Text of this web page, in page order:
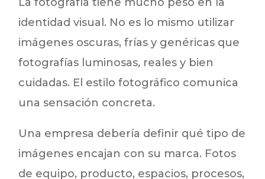
identidad visual. No es lo mismo utilizar
imágenes oscuras, frías y genéricas que
fotografías luminosas, reales y bien
cuidadas. El estilo fotográfico comunica
una sensación concreta.
Una empresa debería definir qué tipo de
imágenes encajan con su marca. Fotos
de equipo, producto, espacios, procesos,